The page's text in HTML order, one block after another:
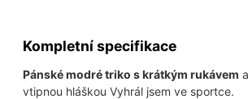
Kompletní specifikace
Pánské modré triko s krátkým rukávem
vtipnou hláškou Vyhrál jsem ve sportce.